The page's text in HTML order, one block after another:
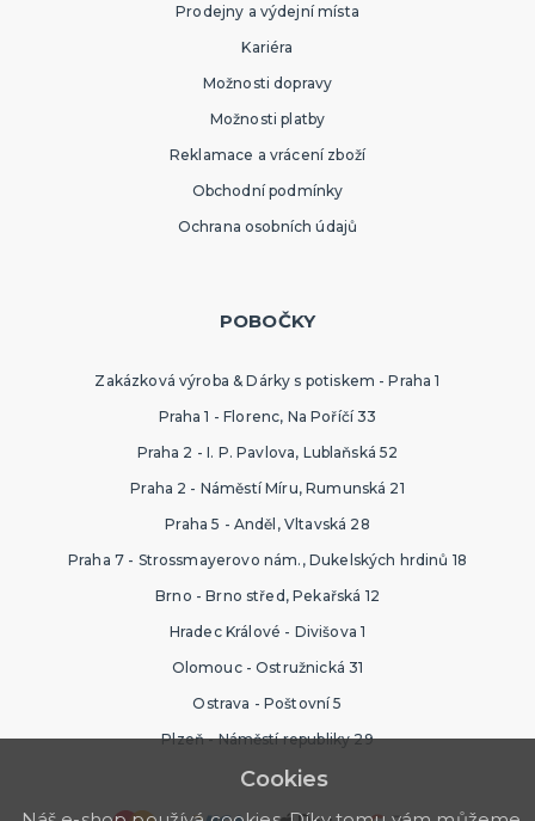
Prodejny a výdejní místa
Kariéra
Možnosti dopravy
Možnosti platby
Reklamace a vrácení zboží
Obchodní podmínky
Ochrana osobních údajů
POBOČKY
Zakázková výroba & Dárky s potiskem - Praha 1
Praha 1 - Florenc, Na Poříčí 33
Praha 2 - I. P. Pavlova, Lublaňská 52
Praha 2 - Náměstí Míru, Rumunská 21
Praha 5 - Anděl, Vltavská 28
Praha 7 - Strossmayerovo nám., Dukelských hrdinů 18
Brno - Brno střed, Pekařská 12
Hradec Králové - Divišova 1
Olomouc - Ostružnická 31
Ostrava - Poštovní 5
Plzeň - Náměstí republiky 29
Cookies